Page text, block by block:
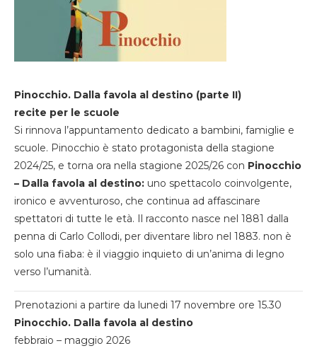
Pinocchio. Dalla favola al destino (parte II)
recite per le scuole
Si rinnova l’appuntamento dedicato a bambini, famiglie e
scuole. Pinocchio è stato protagonista della stagione
2024/25, e torna ora nella stagione 2025/26 con Pinocchio
– Dalla favola al destino: uno spettacolo coinvolgente,
ironico e avventuroso, che continua ad affascinare
spettatori di tutte le età. Il racconto nasce nel 1881 dalla
penna di Carlo Collodi, per diventare libro nel 1883. non è
solo una fiaba: è il viaggio inquieto di un’anima di legno
verso l’umanità.
Prenotazioni a partire da lunedi 17 novembre ore 15.30
Pinocchio. Dalla favola al destino
febbraio – maggio 2026